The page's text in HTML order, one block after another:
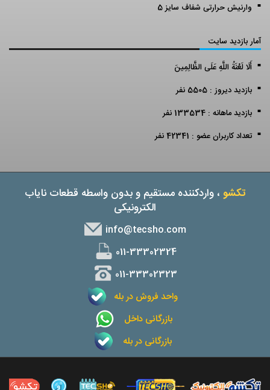
وارنیش حرارتی شفاف سایز 5
آمار بازدید سایت
أَلَا لَعْنَةُ اللَّهِ عَلَى الظَّالِمِينَ
بازدید دیروز : 5505 نفر
بازدید ماهانه : 133534 نفر
تعداد کاربران عضو : 42341 نفر
تکشو ، واردکننده مستقیم و بدون واسطه قطعات نایاب
الکترونیکی
info@tecsho.com
011-33302324
011-33302323
واحد فروش در بله
بازرگانی داخل
بازرگانی در بله